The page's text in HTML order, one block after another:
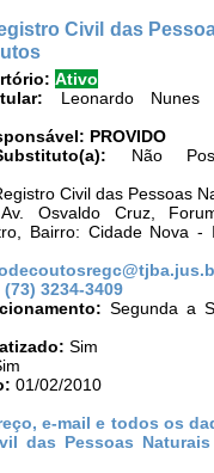
Civil das
Ativo
Leonardo Nunes
PROVIDO
Não
Civil das Pessoas
Osvaldo Cruz,
Bairro: Cidade Nova -
(73) 3234-3409
Segunda a
Sim
01/02/2010
e-mail e todos os
das Pessoas